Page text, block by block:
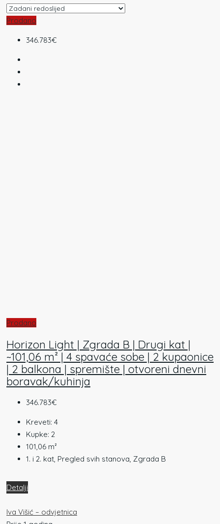
Prodano
346.783€
Prodano
Horizon Light | Zgrada B | Drugi kat |
~101,06 m² | 4 spavaće sobe | 2 kupaonice
| 2 balkona | spremište | otvoreni dnevni
boravak/kuhinja
346.783€
Kreveti: 4
Kupke: 2
101,06 m²
1. i 2. kat, Pregled svih stanova, Zgrada B
Detalji
Iva Višić – odvjetnica